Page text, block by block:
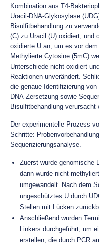
Kombination aus T4-
Uracil-DNA-Glykosylase
Bisulfitbehandlung zu
(C) zu Uracil (U) oxidiert, und
oxidierte U an, um es vor
Methylierte Cytosine (5mC)
Unterschiede nicht oxidiert
Reaktionen unverändert.
die genaue Identifizierung
DNA-Zersetzung sowie
Bisulfitbehandlung verursacht
Der experimentelle Prozess
Schritte:
Sequenzierungsanalyse.
Zuerst wurde genomische
dann wurde nicht-
umgewandelt. Nach dem
ungeschütztes U durch
Stellen mit Lücken
Anschließend wurden
Linkers durchgeführt, um
erstellen, die durch PCR